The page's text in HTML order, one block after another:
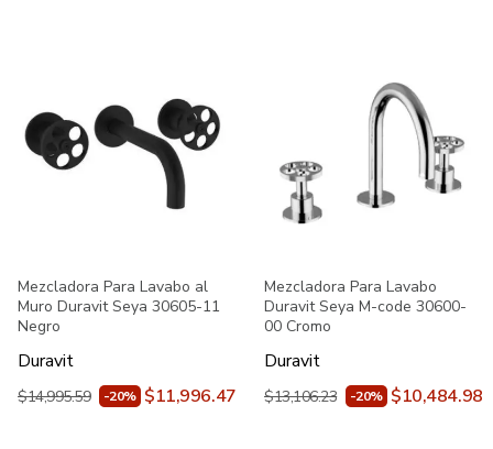
Mezcladora Para Lavabo al
Muro Duravit Seya 30605-11
Negro
Duravit
$14,995.59 -20% $11,996.47
Mezcladora Para Lavabo
Duravit Seya M-code 30600-
00 Cromo
Duravit
$13,106.23 -20% $10,484.98